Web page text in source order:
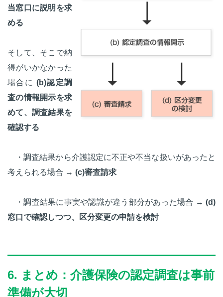
当窓口に説明を求
める
そして、そこで納
得がいかなかった
場合に (b)認定調
査の情報開示を求
めて、調査結果を
確認する
・調査結果から介護認定に不正や不当な扱いがあったと
考えられる場合 → (c)審査請求
・調査結果に事実や認識が違う部分があった場合 → (d)
窓口で確認しつつ、区分変更の申請を検討
6. まとめ：介護保険の認定調査は事前
準備が大切